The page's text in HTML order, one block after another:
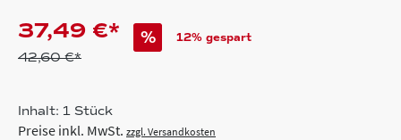
37,49 €*
42,60 €*
% 12% gespart
Inhalt: 1 Stück
Preise inkl. MwSt. zzgl. Versandkosten